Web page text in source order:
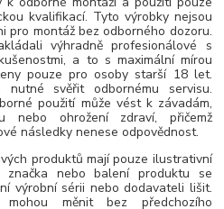
kvalifikací. Tyto výrobky nejsou
pro montáž bez odborného dozoru.
výhradně profesionálové s
a to s maximální mírou
pouze pro osoby starší 18 let.
svěřit odbornému servisu.
použití může vést k závadám,
nebo ohrožení zdraví, přičemž
následky nenese odpovědnost.
produktů mají pouze ilustrativní
značka nebo balení produktu se
výrobní sérii nebo dodavateli lišit.
měnit bez předchozího